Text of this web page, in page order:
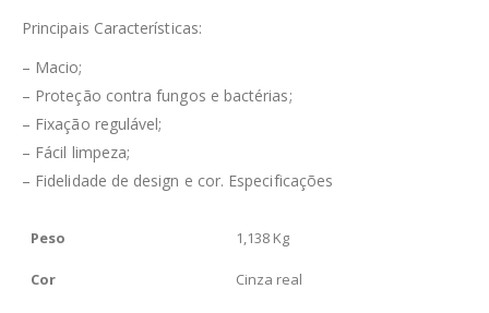
Principais Características:
– Macio;
– Proteção contra fungos e bactérias;
– Fixação regulável;
– Fácil limpeza;
– Fidelidade de design e cor. Especificações
Peso 1,138 Kg
Cor Cinza real